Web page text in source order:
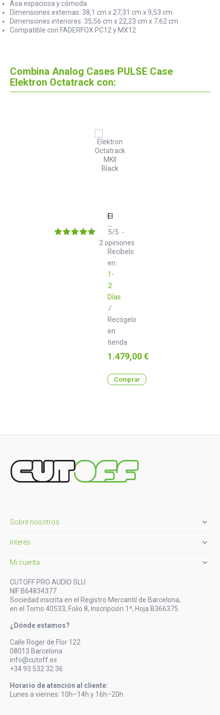
Asa espaciosa y cómoda
Dimensiones externas: 38,1 cm x 27,31 cm x 9,53 cm
Dimensiones interiores: 35,56 cm x 22,23 cm x 7,62 cm
Compatible con FADERFOX PC12 y MX12
Combina Analog Cases PULSE Case
Elektron Octatrack con:
Elektron
Octatrack
MKII
Black
Recíbelo
en:
1-
2
Días
/
Recógelo
en
tienda
5/5 -
2 opiniones
Precio
1.479,00 €
Comprar
Sobre nosotros 
Interés 
Mi cuenta 
CUTOFF PRO AUDIO SLU
NIF B64834377
Sociedad inscrita en el Registro Mercantil de Barcelona,
en el Tomo 40533, Folio 8, Inscripción 1ª, Hoja B366375.
¿Dónde estamos?
Calle Roger de Flor 122
08013 Barcelona
info@cutoff.es
+34 93 532 32 36
Horario de atención al cliente:
Lunes a viernes: 10h–14h y 16h–20h